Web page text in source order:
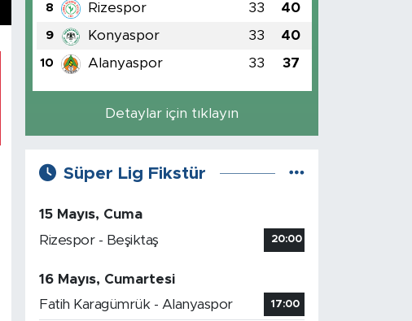
8 Rizespor 33 40
9 Konyaspor 33 40
10 Alanyaspor 33 37
Detaylar için tıklayın
Süper Lig Fikstür
15 Mayıs, Cuma
Rizespor - Beşiktaş
20:00
16 Mayıs, Cumartesi
Fatih Karagümrük - Alanyaspor
17:00